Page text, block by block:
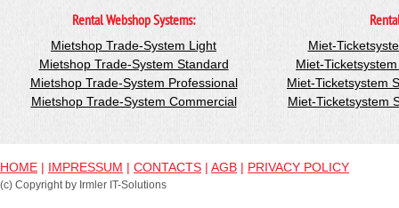
Rental Webshop Systems:
Mietshop Trade-System Light
Mietshop Trade-System Standard
Mietshop Trade-System Professional
Mietshop Trade-System Commercial
Miet-
Miet-
Miet-Ticketsystem
Miet-Ticketsystem
HOME | IMPRESSUM | CONTACTS | AGB | PRIVACY POLICY
(c) Copyright by Irmler IT-Solutions